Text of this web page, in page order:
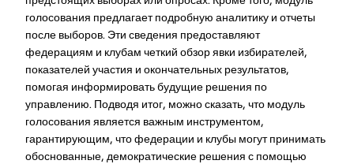
голосования предлагает подробную аналитику и отчеты
после выборов. Эти сведения предоставляют
федерациям и клубам четкий обзор явки избирателей,
показателей участия и окончательных результатов,
помогая информировать будущие решения по
управлению. Подводя итог, можно сказать, что модуль
голосования является важным инструментом,
гарантирующим, что федерации и клубы могут принимать
обоснованные, демократические решения с помощью